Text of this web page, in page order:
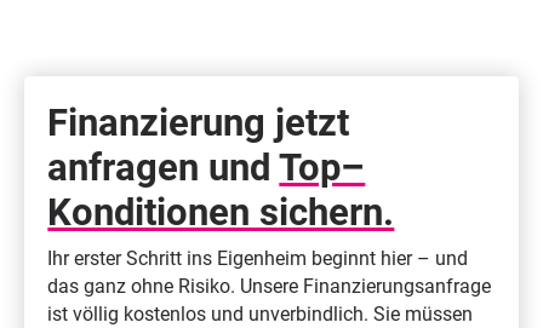
Finanzierung jetzt
anfragen undTop–
Konditionen sichern.
Ihr erster Schritt ins Eigenheim beginnt hier – und
das ganz ohne Risiko. Unsere Finanzierungsanfrage
ist völlig kostenlos und unverbindlich. Sie müssen